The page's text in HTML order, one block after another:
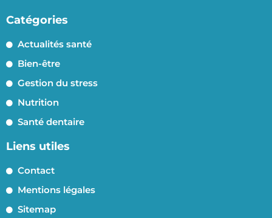
Catégories
Actualités santé
Bien-être
Gestion du stress
Nutrition
Santé dentaire
Liens utiles
Contact
Mentions légales
Sitemap